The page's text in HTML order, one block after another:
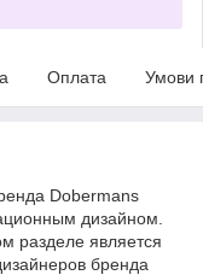
Оплата Умови
Dobermans
дизайном.
разделе является
бренда